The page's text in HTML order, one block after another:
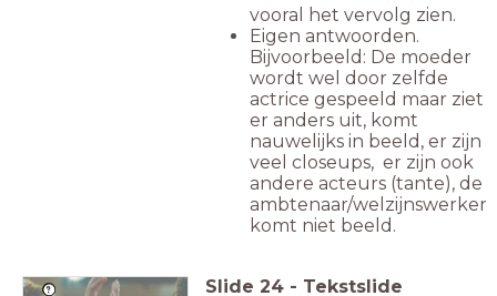
vooral het vervolg zien.
Eigen antwoorden.
Bijvoorbeeld: De moeder
wordt wel door zelfde
actrice gespeeld maar ziet
er anders uit, komt
nauwelijks in beeld, er zijn
veel closeups, er zijn ook
andere acteurs (tante), de
ambtenaar/welzijnswerker
komt niet beeld.
Slide 24 - Tekstslide